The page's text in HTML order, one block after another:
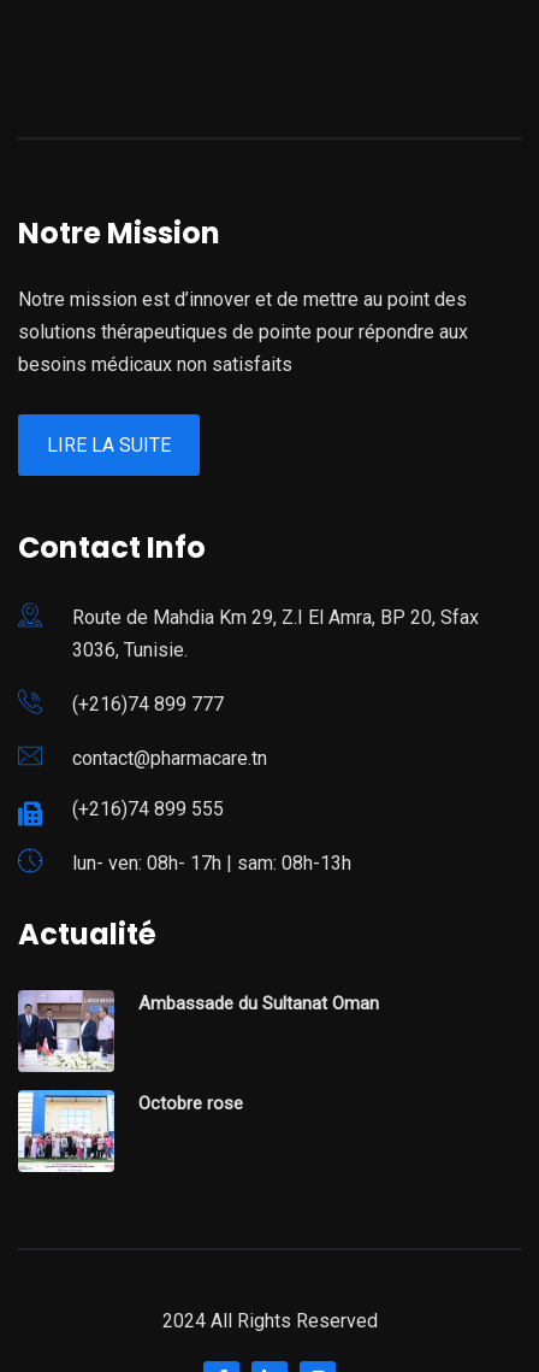
Notre Mission
Notre mission est d’innover et de mettre au point des
solutions thérapeutiques de pointe pour répondre aux
besoins médicaux non satisfaits
LIRE LA SUITE
Contact Info
Route de Mahdia Km 29, Z.I El Amra, BP 20, Sfax
3036, Tunisie.
(+216)74 899 777
contact@pharmacare.tn
(+216)74 899 555
lun- ven: 08h- 17h | sam: 08h-13h
Actualité
Ambassade du Sultanat Oman
Octobre rose
2024 All Rights Reserved